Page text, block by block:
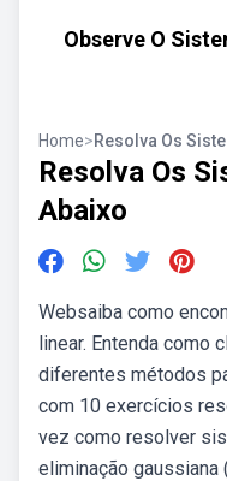
Observe O
Home>Resolva Os
Resolva Os
Abaixo
Websaiba como
linear. Entenda como
diferentes métodos
com 10 exercícios
vez como resolver
eliminação gaussiana